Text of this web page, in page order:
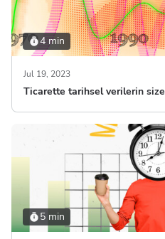
4 min
Jul 19, 2023
Ticarette tarihsel verilerin
5 min